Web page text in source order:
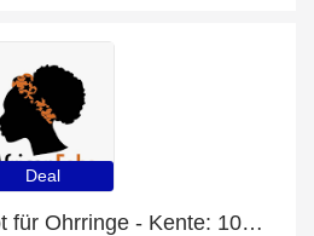
Deal
Verifiziertes Angebot für Ohrringe - Kente: 10% Rabatt